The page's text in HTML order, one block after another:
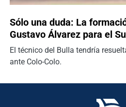
Sólo una duda: La
Gustavo Álvarez para el
El técnico del Bulla tendría
ante Colo-Colo.